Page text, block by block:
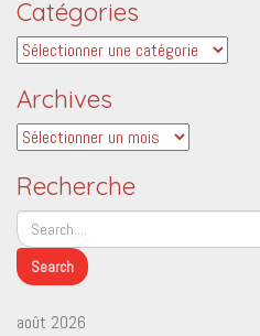
Catégories
Catégories
Archives
Archives
Recherche
août 2026